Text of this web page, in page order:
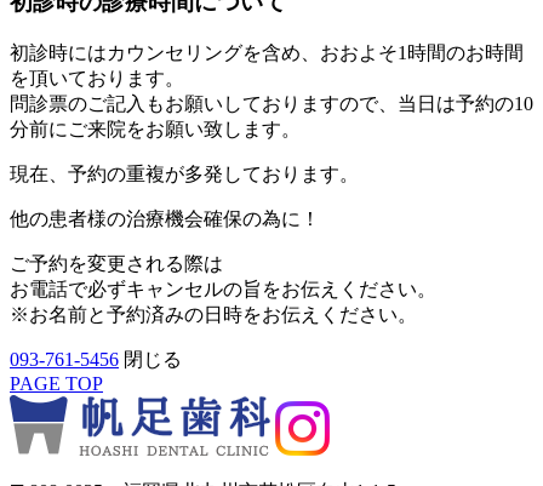
初診時にはカウンセリングを含め、おおよそ1時間のお時間
を頂いております。
問診票のご記入もお願いしておりますので、当日は予約の10
分前にご来院をお願い致します。
現在、予約の重複が多発しております。
他の患者様の治療機会確保の為に！
ご予約を変更される際は
お電話で必ずキャンセルの旨をお伝えください。
※お名前と予約済みの日時をお伝えください。
093-761-5456 閉じる
PAGE TOP